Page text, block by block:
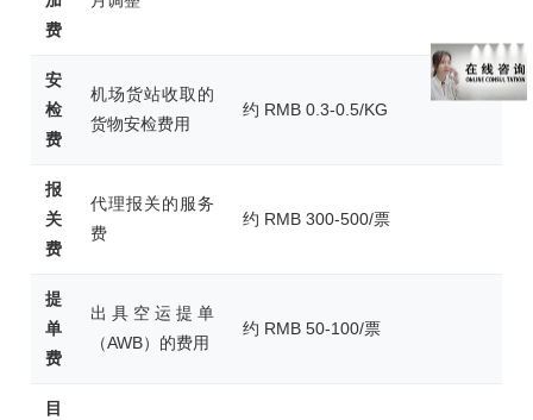
费
安
检
费
机场货站收取的
货物安检费用
约 RMB 0.3-0.5/KG
报
关
费
代理报关的服务
费
约 RMB 300-500/票
提
单
费
出具空运提单
（AWB）的费用
约 RMB 50-100/票
目